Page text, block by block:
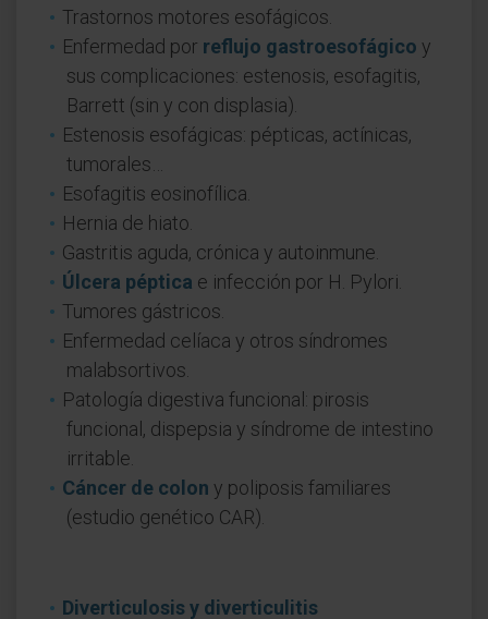
Trastornos motores esofágicos.
Enfermedad por reflujo gastroesofágico y
sus complicaciones: estenosis, esofagitis,
Barrett (sin y con displasia).
Estenosis esofágicas: pépticas, actínicas,
tumorales…
Esofagitis eosinofílica.
Hernia de hiato.
Gastritis aguda, crónica y autoinmune.
Úlcera péptica e infección por H. Pylori.
Tumores gástricos.
Enfermedad celíaca y otros síndromes
malabsortivos.
Patología digestiva funcional: pirosis
funcional, dispepsia y síndrome de intestino
irritable.
Cáncer de colon y poliposis familiares
(estudio genético CAR).
Diverticulosis y diverticulitis